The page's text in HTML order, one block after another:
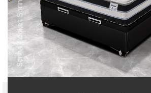
Series Pocket Springs